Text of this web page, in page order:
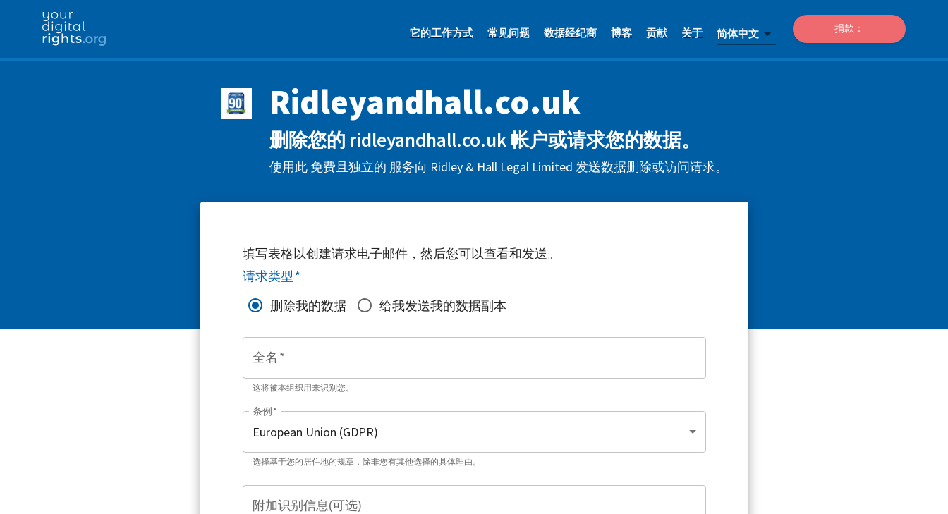
它的工作方式 常见问题 数据经纪商 博客 贡献 关于 简体中文 捐款：
Ridleyandhall.co.uk
删除您的 ridleyandhall.co.uk 帐户或请求您的数据。
使用此 免费且独立的 服务向 Ridley & Hall Legal Limited 发送数据删除或访问请求。
填写表格以创建请求电子邮件，然后您可以查看和发送。
请求类型 *
删除我的数据
给我发送我的数据副本
全名 *
这将被本组织用来识别您。
条例 *
选择基于您的居住地的规章，除非您有其他选择的具体理由。
附加识别信息(可选)